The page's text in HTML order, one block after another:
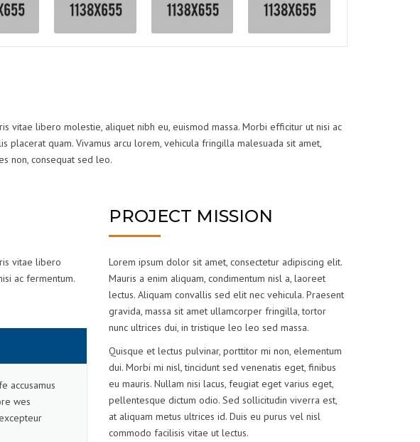
vitae libero molestie, aliquet nibh eu, euismod massa. Morbi efficitur ut nisi ac
placerat quam. Vivamus arcu lorem, vehicula fringilla malesuada sit amet,
non, consequat sed leo.
vitae libero
ac fermentum.
accusamus
wes
PROJECT MISSION
Lorem ipsum dolor sit amet, consectetur adipiscing elit.
Mauris a enim aliquam, condimentum nisl a, laoreet
lectus. Aliquam convallis sed elit nec vehicula. Praesent
gravida, massa sit amet ullamcorper fringilla, tortor
nunc ultrices dui, in tristique leo leo sed massa.
Quisque et lectus pulvinar, porttitor mi non, elementum
dui. Morbi mi nisl, tincidunt sed venenatis eget, finibus
eu mauris. Nullam nisi lacus, feugiat eget varius eget,
pellentesque dictum odio. Sed sollicitudin viverra est,
at aliquam metus ultrices id. Duis eu purus vel nisl
commodo facilisis vitae ut lectus.